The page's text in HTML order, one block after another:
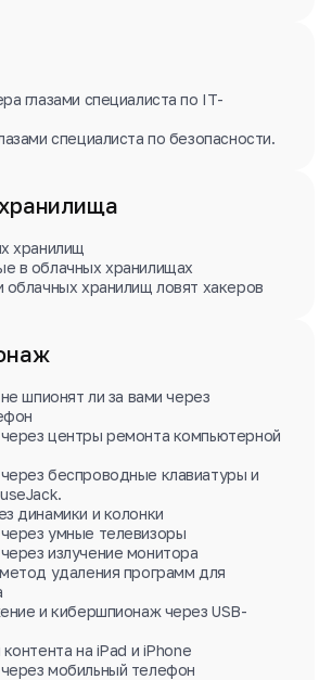
глазами специалиста по IT-
специалиста по безопасности.
хранилищ
в облачных хранилищах
хранилищ ловят хакеров
шпионят ли за вами через
центры ремонта компьютерной
беспроводные клавиатуры и
динамики и колонки
умные телевизоры
излучение монитора
удаления программ для
и кибершпионаж через USB-
на iPad и iPhone
мобильный телефон